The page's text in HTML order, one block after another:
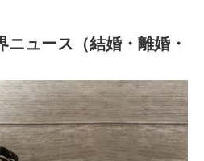
ニュース（結婚・離婚・